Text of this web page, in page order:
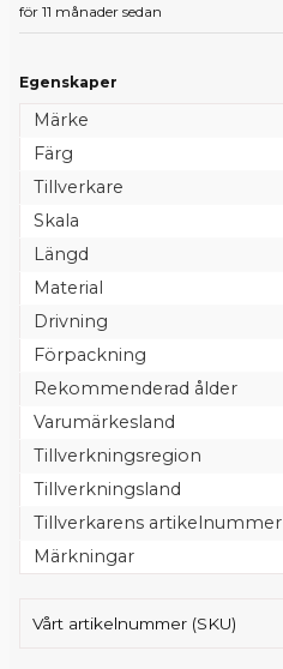
för 11 månader sedan
Egenskaper
Märke
Färg
Tillverkare
Skala
Längd
Material
Drivning
Förpackning
Rekommenderad ålder
Varumärkesland
Tillverkningsregion
Tillverkningsland
Tillverkarens artikelnummer
Märkningar
Vårt artikelnummer (SKU)